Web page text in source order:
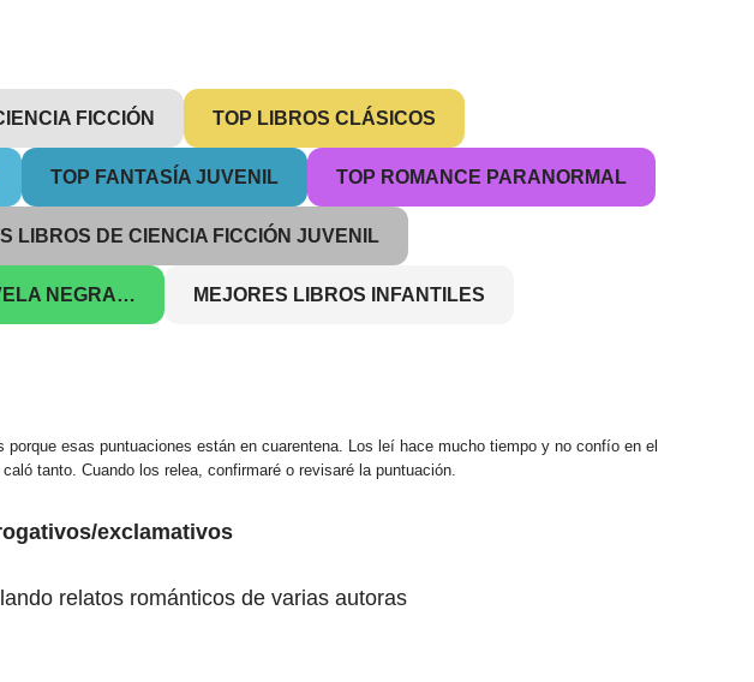
FICCIÓN TOP LIBROS CLÁSICOS
TOP FANTASÍA JUVENIL TOP ROMANCE PARANORMAL
LIBROS DE CIENCIA FICCIÓN JUVENIL
NEGRA… MEJORES LIBROS INFANTILES
esas puntuaciones están en cuarentena. Los leí hace mucho tiempo y no confío en el
tanto. Cuando los relea, confirmaré o revisaré la puntuación.
exclamativos
relatos románticos de varias autoras